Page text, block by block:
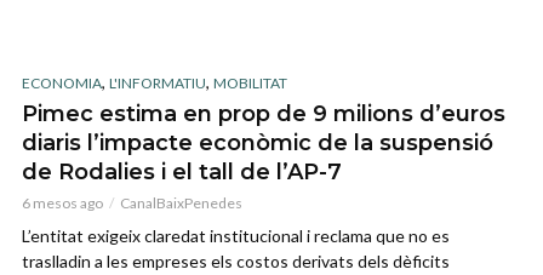
ECONOMIA, L'INFORMATIU, MOBILITAT
Pimec estima en prop de 9 milions d’euros
diaris l’impacte econòmic de la suspensió
de Rodalies i el tall de l’AP-7
6 mesos ago CanalBaixPenedes
L’entitat exigeix claredat institucional i reclama que no es
traslladin a les empreses els costos derivats dels dèficits